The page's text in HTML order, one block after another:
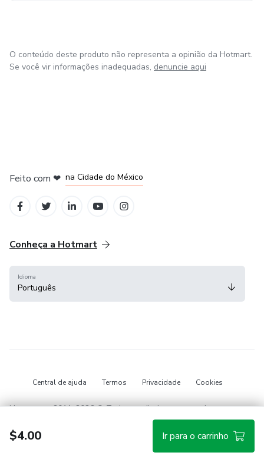
$4.00 Ir para o carrinho
O conteúdo deste produto não representa a opinião da Hotmart.
Se você vir informações inadequadas, denuncie aqui
Feito com ❤ na Cidade do México
Conheça a Hotmart
Idioma
Português
Central de ajuda Termos Privacidade Cookies
Hotmart — 2011-2026 © Todos os direitos reservados.